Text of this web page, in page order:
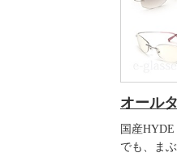
オール
国産
でも、ま